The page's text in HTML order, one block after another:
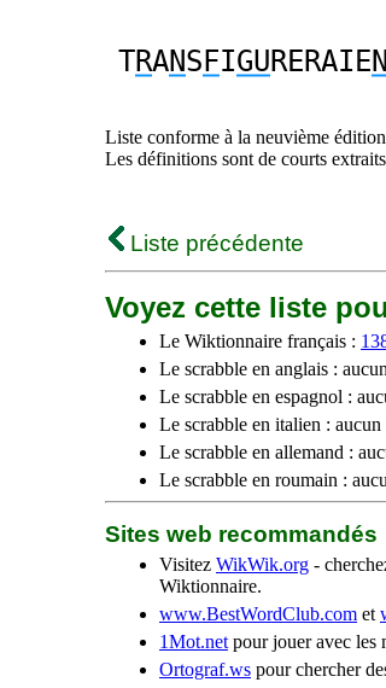
TRANS FIGURERAIEN
Liste conforme à la neuvième
Les définitions sont de courts
Liste précédente
Voyez cette liste
Le Wiktionnaire français :
Le scrabble en anglais :
Le scrabble en espagnol :
Le scrabble en italien : aucun
Le scrabble en allemand :
Le scrabble en roumain :
Sites web recommandés
Visitez WikWik.org -
Wiktionnaire.
www.BestWordClub.com et
1Mot.net pour jouer avec les
Ortograf.ws pour chercher